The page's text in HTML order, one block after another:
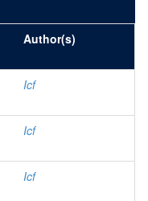
Author(s)
Icf
Icf
Icf